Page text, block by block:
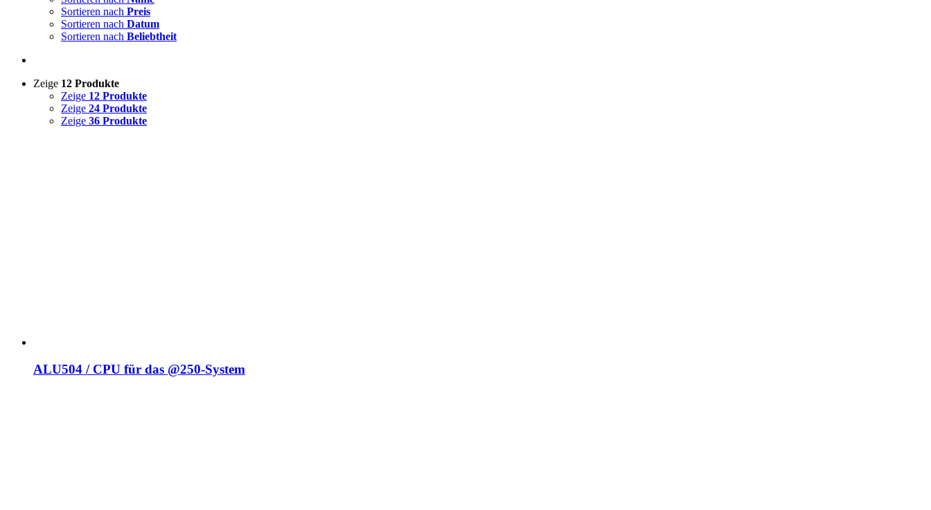
Sortieren nach Preis
Sortieren nach Datum
Sortieren nach Beliebtheit
Zeige 12 Produkte
Zeige 12 Produkte
Zeige 24 Produkte
Zeige 36 Produkte
ALU504 / CPU für das @250-System